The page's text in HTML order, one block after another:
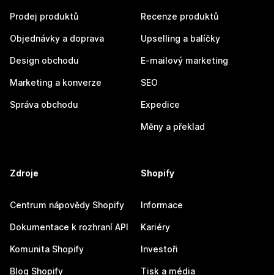
Prodej produktů
Objednávky a doprava
Design obchodu
Marketing a konverze
Správa obchodu
Recenze produktů
Upselling a balíčky
E-mailový marketing
SEO
Expedice
Měny a překlad
Zdroje
Centrum nápovědy Shopify
Dokumentace k rozhraní API
Komunita Shopify
Blog Shopify
Shopify
Informace
Kariéry
Investoři
Tisk a média